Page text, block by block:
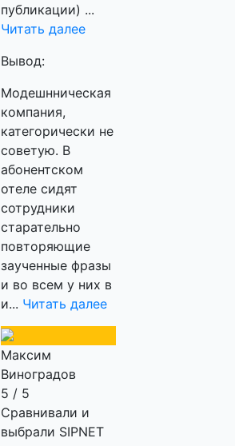
публикации) ...
Читать далее
Вывод:
Модешнническая
компания,
категорически не
советую. В
абонентском
отеле сидят
сотрудники
старательно
повторяющие
заученные фразы
и во всем у них в
и... Читать далее
Максим
Виноградов
5 / 5
Сравнивали и
выбрали SIPNET